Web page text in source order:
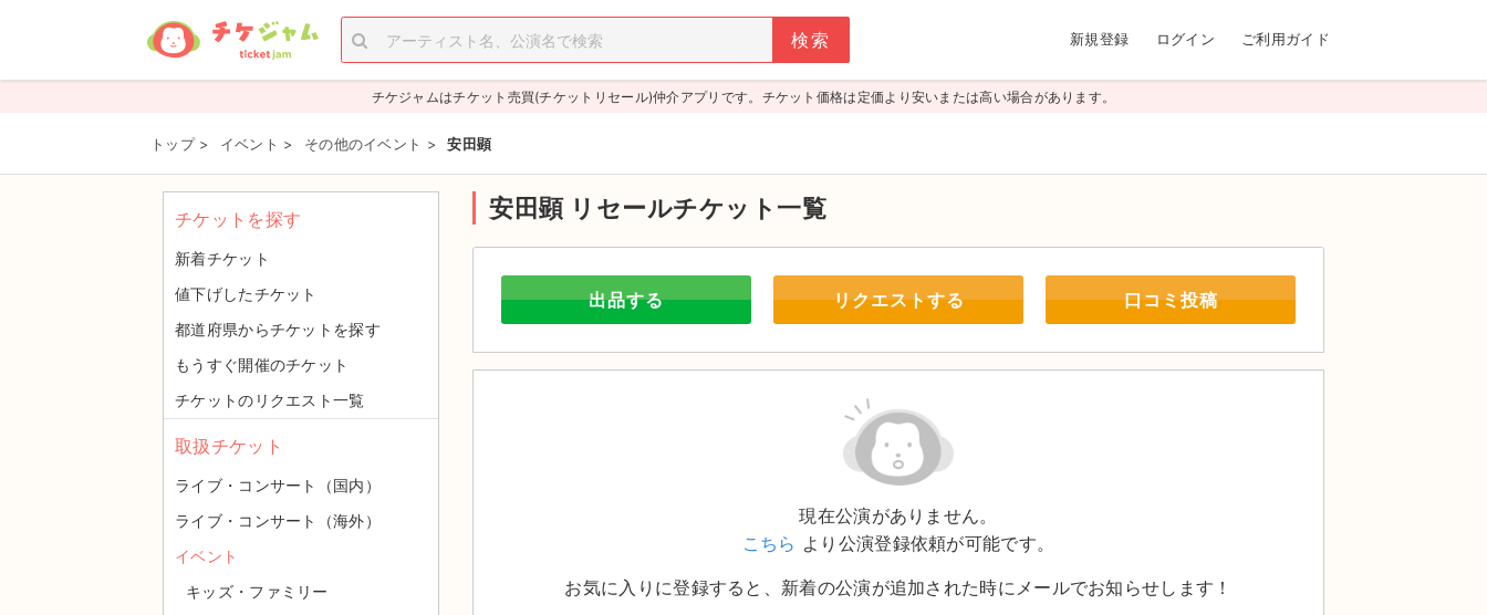
新規登録 ログイン ご利用ガイド
チケジャムはチケット売買(チケットリセール)仲介アプリです。チケット価格は定価より安いまたは高い場合があります。
トップ > イベント > その他のイベント > 安田顕
安田顕 リセールチケット一覧
出品する リクエストする 口コミ投稿
現在公演がありません。
こちら より公演登録依頼が可能です。
お気に入りに登録すると、新着の公演が追加された時にメールでお知らせします！
チケットを探す
新着チケット
値下げしたチケット
都道府県からチケットを探す
もうすぐ開催のチケット
チケットのリクエスト一覧
取扱チケット
ライブ・コンサート（国内）
ライブ・コンサート（海外）
イベント
キッズ・ファミリー